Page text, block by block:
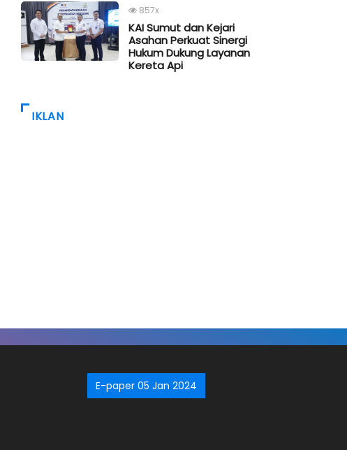
857x
KAI Sumut dan Kejari
Asahan Perkuat Sinergi
Hukum Dukung Layanan
Kereta Api
IKLAN
E-paper 05 Jan 2024